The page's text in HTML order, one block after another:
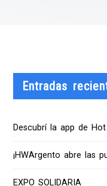
Entradas
Descubrí la app de
¡HWArgento abre las
EXPO SOLIDARIA